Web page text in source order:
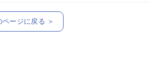
ページに戻る ＞